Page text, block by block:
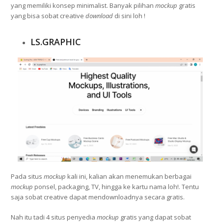
yang memiliki konsep minimalist. Banyak pilihanmockup gratis
yang bisa sobat creativedownload di sini loh !
LS.GRAPHIC
Pada situsmockup kali ini, kalian akan menemukan berbagai
mockup ponsel, packaging, TV, hingga ke kartu nama loh!. Tentu
saja sobat creative dapat mendownloadnya secara gratis.
Nah itu tadi 4 situs penyediamockup gratis yang dapat sobat